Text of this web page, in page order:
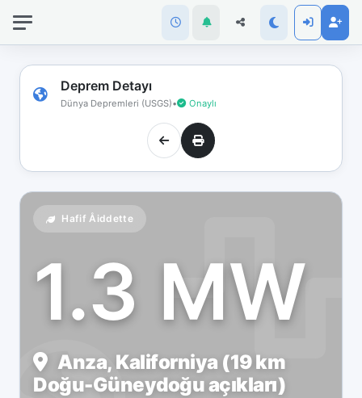
Deprem Detayı
Dünya Depremleri (USGS)• Onaylı
Hafif Åiddette
1.3 MW
Anza, Kaliforniya (19 km
Doğu-Güneydoğu açıkları)
bağlantınız
koptu!
Çevrimdışı
moddasınız.